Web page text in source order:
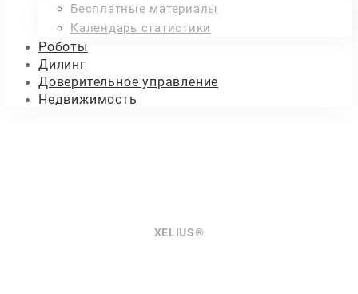
Бесплатные материалы
Календарь статистики
Роботы
Дилинг
Доверительное управление
Недвижимость
XELIUS®